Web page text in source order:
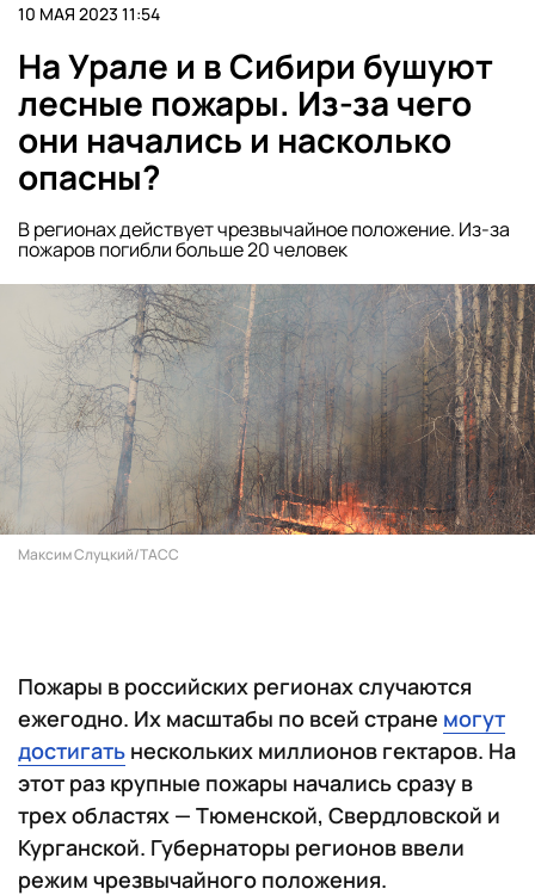
10 МАЯ 2023 11:54
На Урале и в Сибири бушуют
лесные пожары. Из-за чего
они начались и насколько
опасны?
В регионах действует чрезвычайное положение. Из-за
пожаров погибли больше 20 человек
Максим Слуцкий/ТАСС
Пожары в российских регионах случаются
ежегодно. Их масштабы по всей стране могут
достигать нескольких миллионов гектаров. На
этот раз крупные пожары начались сразу в
трех областях — Тюменской, Свердловской и
Курганской. Губернаторы регионов ввели
режим чрезвычайного положения.